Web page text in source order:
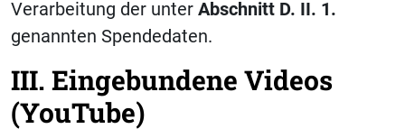
Verarbeitung der unter Abschnitt D. II. 1.
genannten Spendedaten.
III. Eingebundene Videos
(YouTube)